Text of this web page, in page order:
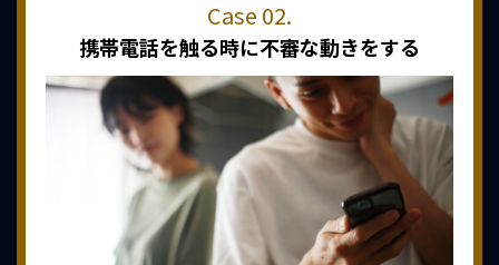
携帯電話を触る時に不審な動きをする